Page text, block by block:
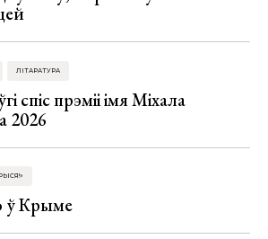
ЛІТАРАТУРА
спіс прэміі імя Міхала
2026
ў Крыме